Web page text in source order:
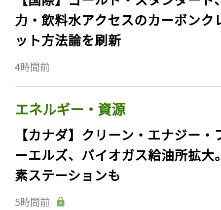
力・飲料水アクセスのカーボンク
ット方法論を刷新
4時間前
エネルギー・資源
【カナダ】クリーン・エナジー・
ーエルズ、バイオガス給油所拡大
素ステーションも
5時間前